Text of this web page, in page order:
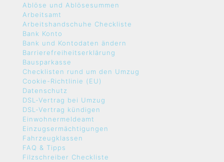
Ablöse und Ablösesummen
Arbeitsamt
Arbeitshandschuhe Checkliste
Bank Konto
Bank und Kontodaten ändern
Barrierefreiheitserklärung
Bausparkasse
Checklisten rund um den Umzug
Cookie-Richtlinie (EU)
Datenschutz
DSL-Vertrag bei Umzug
DSL-Vertrag kündigen
Einwohnermeldeamt
Einzugsermächtigungen
Fahrzeugklassen
FAQ & Tipps
Filzschreiber Checkliste